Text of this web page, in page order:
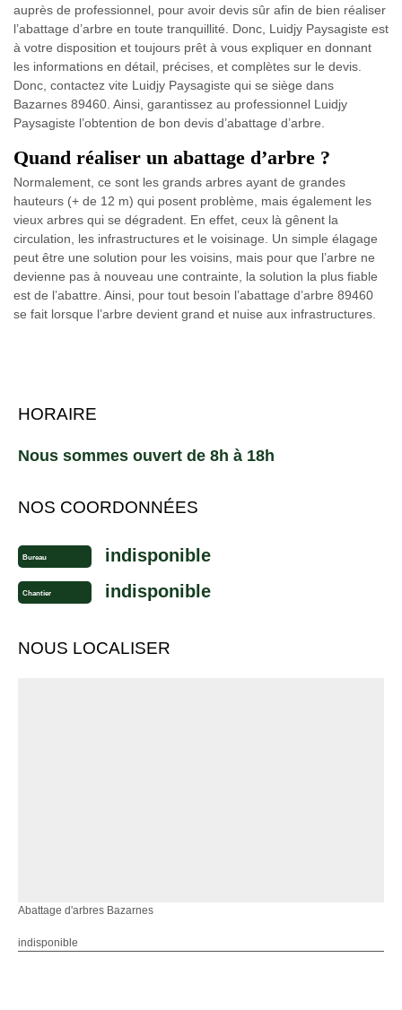
auprès de professionnel, pour avoir devis sûr afin de bien réaliser
l’abattage d’arbre en toute tranquillité. Donc, Luidjy Paysagiste est
à votre disposition et toujours prêt à vous expliquer en donnant
les informations en détail, précises, et complètes sur le devis.
Donc, contactez vite Luidjy Paysagiste qui se siège dans
Bazarnes 89460. Ainsi, garantissez au professionnel Luidjy
Paysagiste l’obtention de bon devis d’abattage d’arbre.
Quand réaliser un abattage d’arbre ?
Normalement, ce sont les grands arbres ayant de grandes
hauteurs (+ de 12 m) qui posent problème, mais également les
vieux arbres qui se dégradent. En effet, ceux là gênent la
circulation, les infrastructures et le voisinage. Un simple élagage
peut être une solution pour les voisins, mais pour que l’arbre ne
devienne pas à nouveau une contrainte, la solution la plus fiable
est de l’abattre. Ainsi, pour tout besoin l’abattage d’arbre 89460
se fait lorsque l’arbre devient grand et nuise aux infrastructures.
HORAIRE
Nous sommes ouvert de 8h à 18h
NOS COORDONNÉES
Bureau indisponible
Chantier indisponible
NOUS LOCALISER
Abattage d'arbres Bazarnes
indisponible